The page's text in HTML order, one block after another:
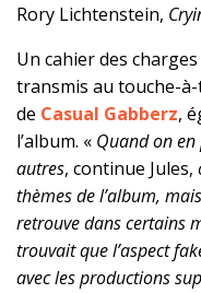
Rory Lichtenstein,
Un cahier des
transmis au touche-
de Casual Gabberz,
l’album. « Quand on
autres, continue Jules,
thèmes de l’album,
retrouve dans certains
trouvait que l’aspect
avec les productions